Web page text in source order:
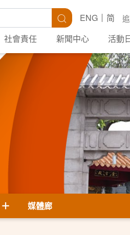
搜尋ENG
简
社會責任 新聞中心 活動
媒體廊